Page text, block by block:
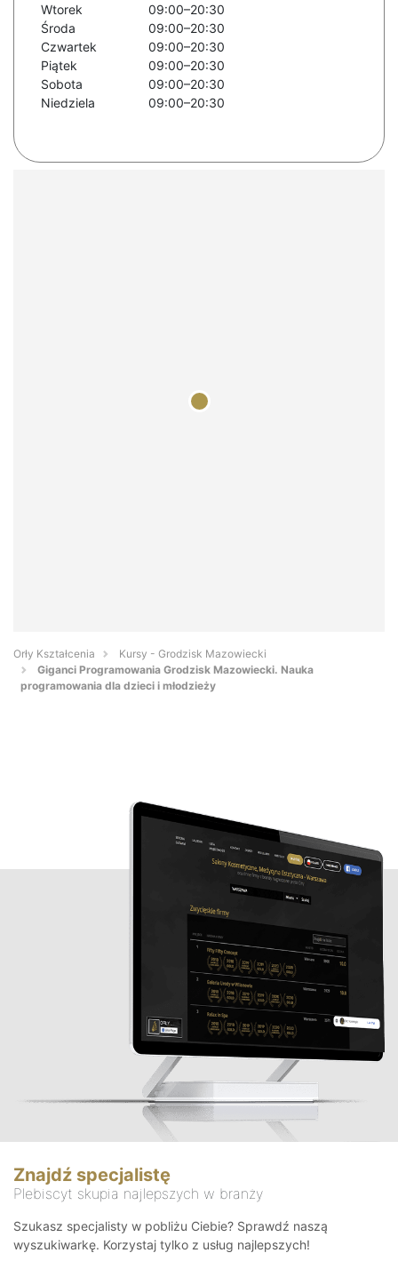
Wtorek
09:00–20:30
Środa
09:00–20:30
Czwartek
09:00–20:30
Piątek
09:00–20:30
Sobota
09:00–20:30
Niedziela
09:00–20:30
Orły Kształcenia
Kursy - Grodzisk Mazowiecki
Giganci Programowania Grodzisk Mazowiecki. Nauka
programowania dla dzieci i młodzieży
Znajdź specjalistę
Plebiscyt skupia najlepszych w branży
Szukasz specjalisty w pobliżu Ciebie? Sprawdź naszą
wyszukiwarkę. Korzystaj tylko z usług najlepszych!